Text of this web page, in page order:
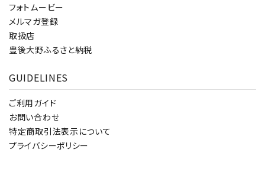
フォトムービー
メルマガ登録
取扱店
豊後大野ふるさと納税
GUIDELINES
ご利用ガイド
お問い合わせ
特定商取引法表示について
プライバシーポリシー